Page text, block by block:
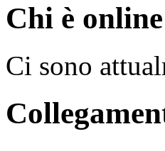
Chi è online
Ci sono